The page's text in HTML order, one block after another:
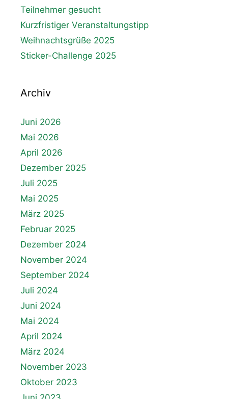
Teilnehmer gesucht
Kurzfristiger Veranstaltungstipp
Weihnachtsgrüße 2025
Sticker-Challenge 2025
Archiv
Juni 2026
Mai 2026
April 2026
Dezember 2025
Juli 2025
Mai 2025
März 2025
Februar 2025
Dezember 2024
November 2024
September 2024
Juli 2024
Juni 2024
Mai 2024
April 2024
März 2024
November 2023
Oktober 2023